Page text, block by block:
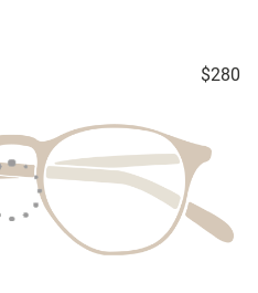
$280